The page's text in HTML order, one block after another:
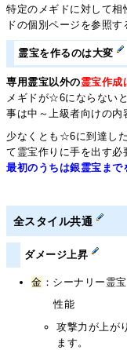
特定のメギドに対して
ドの個別ページを参照す
霊宝を作るのは大変
専用霊宝以外の霊宝作成
メギドが☆6にならない
事は中～上級者向けの内
少なくとも☆6に到達し
て霊宝作りに手を出す必
最初のうちは銀霊宝まで
全スタイル共通
ダメージ上昇
金 ：シーナリー霊
性能
攻撃力が上が
ます。